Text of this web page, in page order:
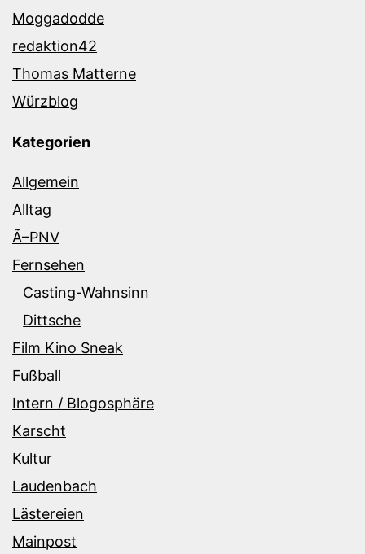
Moggadodde
redaktion42
Thomas Matterne
Würzblog
Kategorien
Allgemein
Alltag
Ã–PNV
Fernsehen
Casting-Wahnsinn
Dittsche
Film Kino Sneak
Fußball
Intern / Blogosphäre
Karscht
Kultur
Laudenbach
Lästereien
Mainpost